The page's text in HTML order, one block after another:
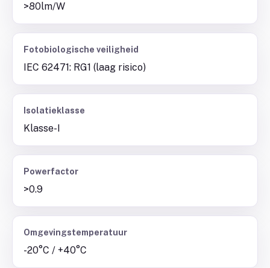
>80lm/W
Fotobiologische veiligheid
IEC 62471: RG1 (laag risico)
Isolatieklasse
Klasse-I
Powerfactor
>0.9
Omgevingstemperatuur
-20°C / +40°C